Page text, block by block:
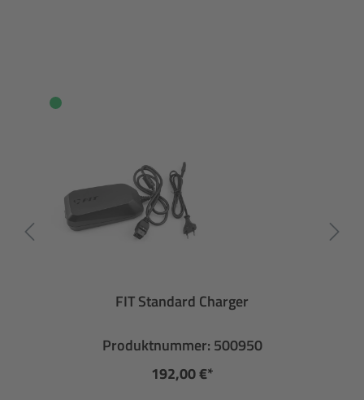
FIT Standard Charger
Produktnummer: 500950
192,00 €*